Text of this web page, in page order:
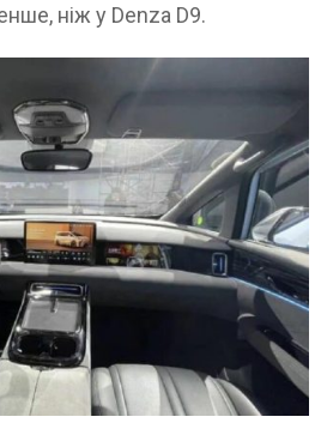
ніж у Denza D9.